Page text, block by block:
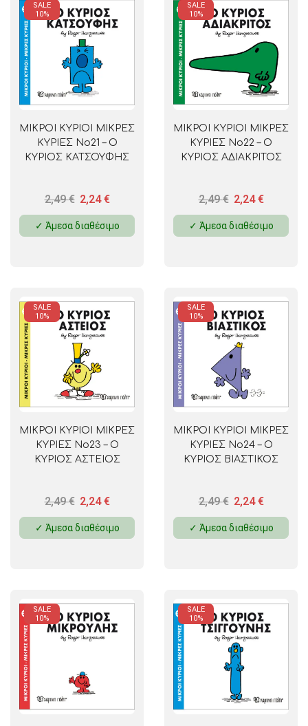
SALE
10%
ΜΙΚΡΟΙ ΚΥΡΙΟΙ ΜΙΚΡΕΣ
ΚΥΡΙΕΣ No21 – Ο
ΚΥΡΙΟΣ ΚΑΤΣΟΥΦΗΣ
2,49€ 2,24€
✓ Άμεσα διαθέσιμο
SALE
10%
ΜΙΚΡΟΙ ΚΥΡΙΟΙ ΜΙΚΡΕΣ
ΚΥΡΙΕΣ No22 – Ο
ΚΥΡΙΟΣ ΑΔΙΑΚΡΙΤΟΣ
2,49€ 2,24€
✓ Άμεσα διαθέσιμο
SALE
10%
ΜΙΚΡΟΙ ΚΥΡΙΟΙ ΜΙΚΡΕΣ
ΚΥΡΙΕΣ No23 – Ο
ΚΥΡΙΟΣ ΑΣΤΕΙΟΣ
2,49€ 2,24€
✓ Άμεσα διαθέσιμο
SALE
10%
ΜΙΚΡΟΙ ΚΥΡΙΟΙ ΜΙΚΡΕΣ
ΚΥΡΙΕΣ No24 – Ο
ΚΥΡΙΟΣ ΒΙΑΣΤΙΚΟΣ
2,49€ 2,24€
✓ Άμεσα διαθέσιμο
SALE
10%
SALE
10%